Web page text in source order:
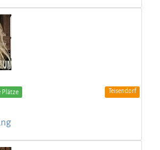
Plätze Teisendorf